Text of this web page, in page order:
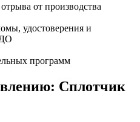
от производства
удостоверения и
программ
Сплотчик